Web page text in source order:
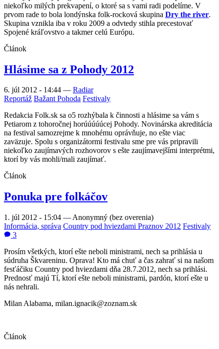
niekoľko milých prekvapení, o ktoré sa s vami radi podelíme. V
prvom rade to bola londýnska folk-rocková skupina Dry the river.
Skupina vznikla iba v roku 2009 a odvtedy stihla precestovať
Spojené kráľovstvo a takmer celú Európu.
Článok
Hlásime sa z Pohody 2012
6. júl 2012 - 14:44 — Radiar
Reportáž Bažant Pohoda Festivaly
Redakcia Folk.sk sa o5 rozhýbala k činnosti a hlásime sa vám s
Petiarom z tohoročnej horúúúúúcej Pohody. Novinárska akreditácia
na festival samozrejme k mnohému oprávňuje, no ešte viac
zaväzuje. Spolu s organizátormi festivalu sme pre vás pripravili
niekoľko zaujímavých rozhovorov s ešte zaujímavejšími interprétmi,
ktorí by vás mohli/mali zaujímať.
Článok
Ponuka pre folkáčov
1. júl 2012 - 15:04 — Anonymný (bez overenia)
Informácia, správa Country pod hviezdami Praznov 2012 Festivaly
3
Prosím všetkých, ktorí ešte neboli ministrami, nech sa prihlásia u
súdruha Škvareninu. Oprava! Kto má chuť a čas zahrať si na našom
fesťáčiku Country pod hviezdami dňa 28.7.2012, nech sa prihlási.
Prednosť majú Tí, ktorí ešte neboli ministrami, pardón, ktorí ešte u
nás nehrali.
Milan Alabama, milan.ignacik@zoznam.sk
Článok